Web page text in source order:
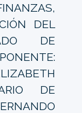
DEL
DE
DE